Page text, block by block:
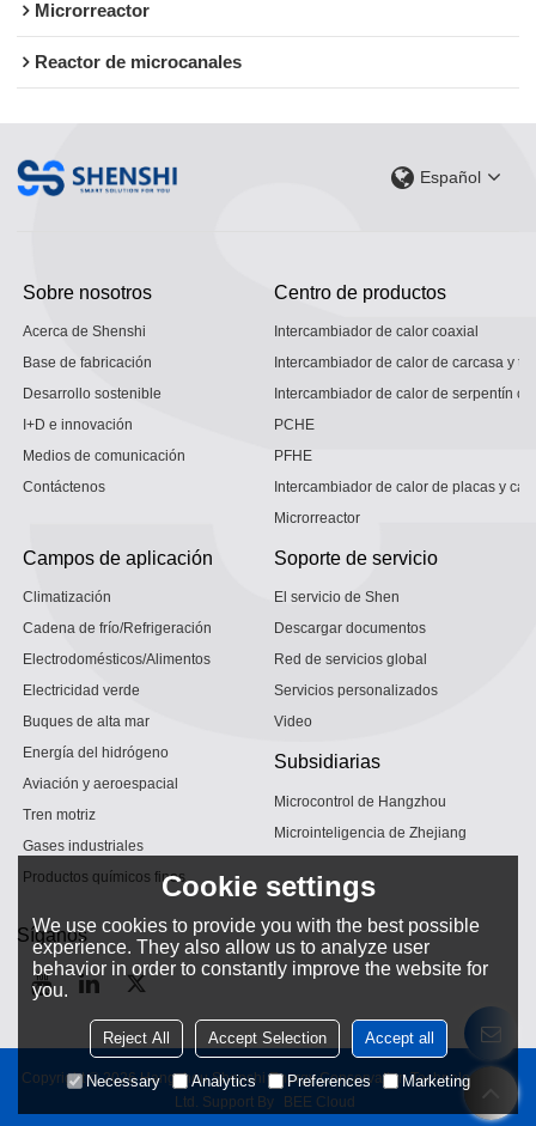
Microrreactor
Reactor de microcanales
Español
Sobre nosotros
Acerca de Shenshi
Base de fabricación
Desarrollo sostenible
I+D e innovación
Medios de comunicación
Contáctenos
Centro de productos
Intercambiador de calor coaxial
Intercambiador de calor de carcasa y
Intercambiador de calor de serpentín
PCHE
PFHE
Intercambiador de calor de placas y
Microrreactor
Campos de aplicación
Climatización
Cadena de frío/Refrigeración
Electrodomésticos/Alimentos
Electricidad verde
Buques de alta mar
Energía del hidrógeno
Aviación y aeroespacial
Tren motriz
Gases industriales
Productos químicos finos
Soporte de servicio
El servicio de Shen
Descargar documentos
Red de servicios global
Servicios personalizados
Video
Subsidiarias
Microcontrol de Hangzhou
Microinteligencia de Zhejiang
Síganos
Copyright © 2026Hangzhou Shenshi Energy Conservation Technology Co.,
Ltd. Support By BEE Cloud
Cookie settings
We use cookies to provide you with the best possible
experience. They also allow us to analyze user
behavior in order to constantly improve the website for
you.
Reject All Accept Selection Accept all
Necessary Analytics Preferences Marketing